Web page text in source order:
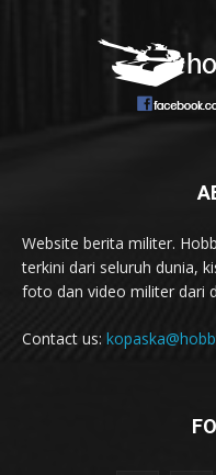
Website berita militer.
terkini dari seluruh dunia,
foto dan video militer dari
Contact us: